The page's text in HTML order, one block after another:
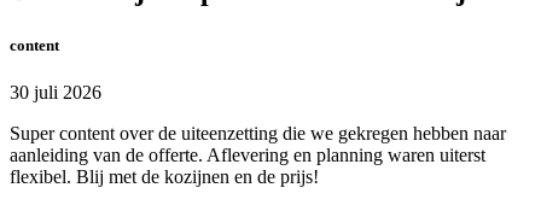
content
30 juli 2026
Super content over de uiteenzetting die we gekregen hebben naar
aanleiding van de offerte. Aflevering en planning waren uiterst
flexibel. Blij met de kozijnen en de prijs!